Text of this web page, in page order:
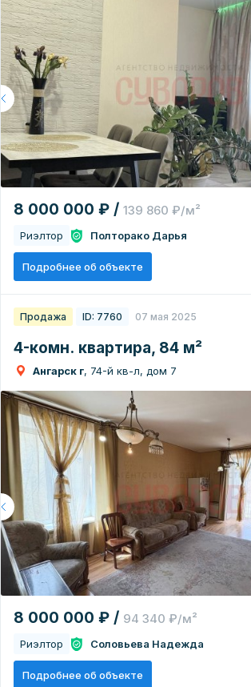
8 000 000 ₽ / 139 860 ₽/м²
Риэлтор Полторако Дарья
Подробнее об объекте
Продажа ID: 7760 07 мая 2025
4-комн. квартира, 84 м²
Ангарск г, 74-й кв-л, дом 7
8 000 000 ₽ / 94 340 ₽/м²
Риэлтор Соловьева Надежда
Подробнее об объекте